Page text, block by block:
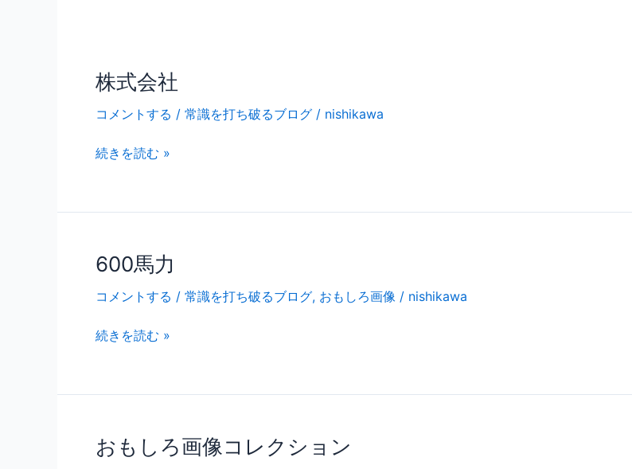
株式会社
コメントする / 常識を打ち破るブログ / nishikawa
株
会
続きを読む »
600馬力
コメントする / 常識を打ち破るブログ, おもしろ画像 / nishikawa
600
力
続きを読む »
おもしろ画像コレクション
お